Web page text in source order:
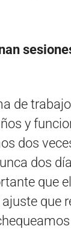
de
y
dos
dos
que
que